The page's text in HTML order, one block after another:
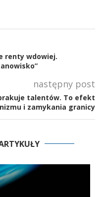
renty wdowiej.
następny post
talentów. To efekt
i zamykania granicy